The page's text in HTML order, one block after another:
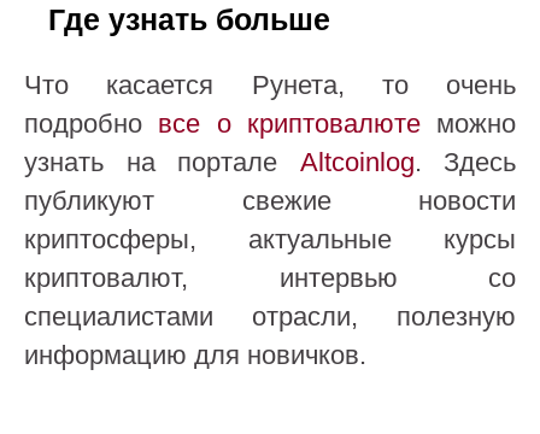
Где узнать больше
Что касается Рунета, то очень
подробно все о криптовалютеможно
узнать на портале Altcoinlog. Здесь
публикуют свежие новости
криптосферы, актуальные курсы
криптовалют, интервью со
специалистами отрасли, полезную
информацию для новичков.